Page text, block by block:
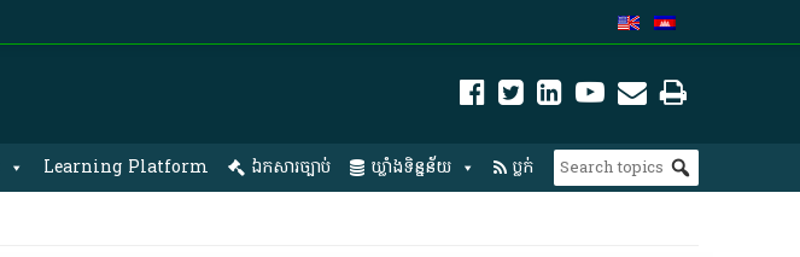
Learning Platform ឯកសារច្បាប់ ឃ្លាំងទិន្នន័យ ប្លក់